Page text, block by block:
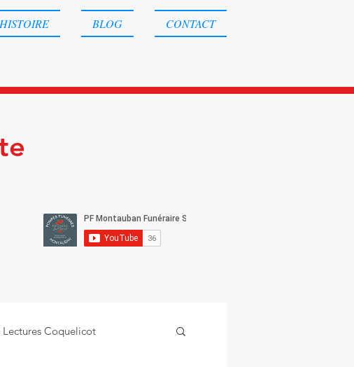
BLOG CONTACT
Lectures Coquelicot